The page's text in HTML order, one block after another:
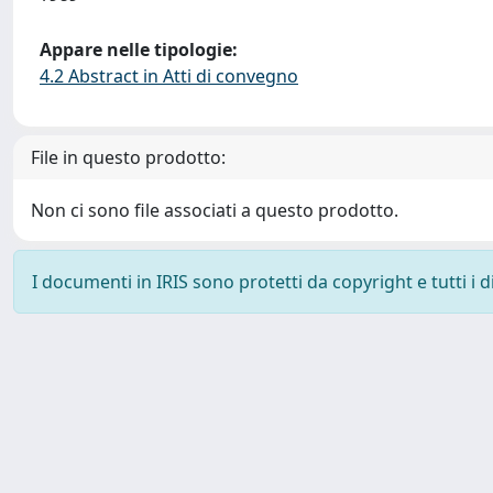
Appare nelle tipologie:
4.2 Abstract in Atti di convegno
File in questo prodotto:
Non ci sono file associati a questo prodotto.
I documenti in IRIS sono protetti da copyright e tutti i